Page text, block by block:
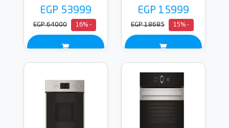
EGP 15999
- 15%
EGP 18685
EGP 53999
- 16%
EGP 64000